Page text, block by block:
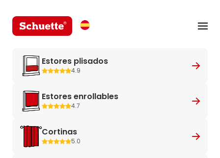
Estores plisados
4.9
Estores enrollables
4.7
Cortinas
5.0